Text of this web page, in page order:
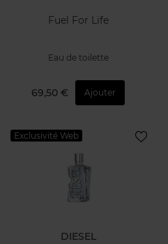
Fuel For Life
Eau de toilette
69,50 € Ajouter
Exclusivité Web
DIESEL